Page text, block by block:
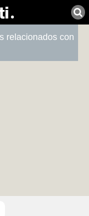
relacionados con